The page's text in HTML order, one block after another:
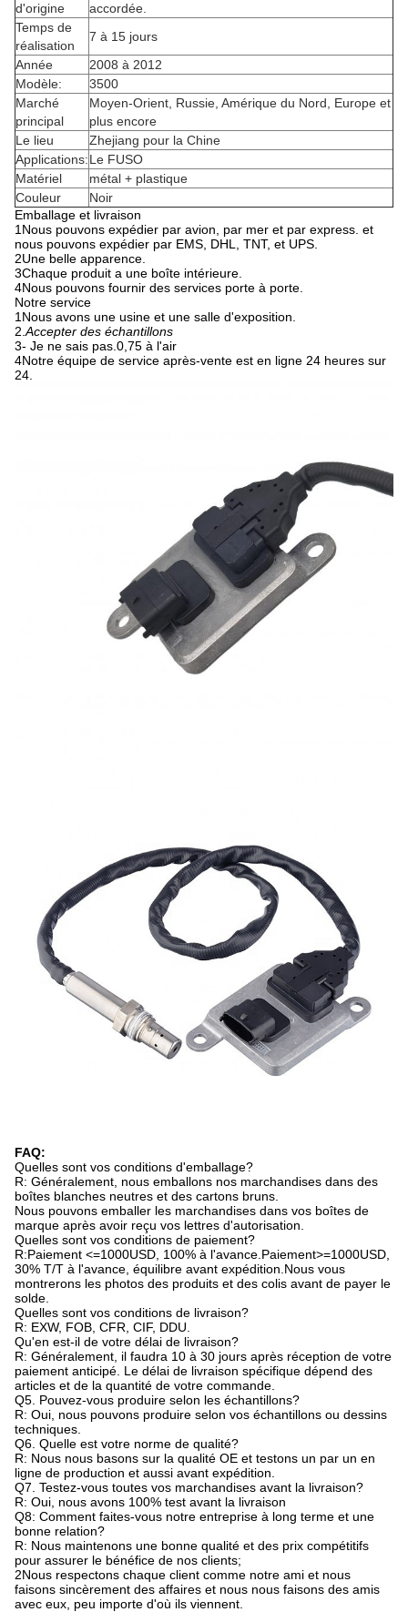
d'origine
accordée.
Temps de
réalisation
7 à 15 jours
Année
2008 à 2012
Modèle:
3500
Marché
principal
Moyen-Orient, Russie, Amérique du Nord, Europe et
plus encore
Le lieu
Zhejiang pour la Chine
Applications:Le FUSO
Matériel
métal + plastique
Couleur
Noir
Emballage et livraison
1Nous pouvons expédier par avion, par mer et par express. et
nous pouvons expédier par EMS, DHL, TNT, et UPS.
2Une belle apparence.
3Chaque produit a une boîte intérieure.
4Nous pouvons fournir des services porte à porte.
Notre service
1Nous avons une usine et une salle d'exposition.
2. Accepter des échantillons
3- Je ne sais pas.0,75 à l'air
4Notre équipe de service après-vente est en ligne 24 heures sur
24.
FAQ:
Quelles sont vos conditions d'emballage?
R: Généralement, nous emballons nos marchandises dans des
boîtes blanches neutres et des cartons bruns.
Nous pouvons emballer les marchandises dans vos boîtes de
marque après avoir reçu vos lettres d'autorisation.
Quelles sont vos conditions de paiement?
R:Paiement <=1000USD, 100% à l'avance.Paiement>=1000USD,
30% T/T à l'avance, équilibre avant expédition.Nous vous
montrerons les photos des produits et des colis avant de payer le
solde.
Quelles sont vos conditions de livraison?
R: EXW, FOB, CFR, CIF, DDU.
Qu'en est-il de votre délai de livraison?
R: Généralement, il faudra 10 à 30 jours après réception de votre
paiement anticipé. Le délai de livraison spécifique dépend des
articles et de la quantité de votre commande.
Q5. Pouvez-vous produire selon les échantillons?
R: Oui, nous pouvons produire selon vos échantillons ou dessins
techniques.
Q6. Quelle est votre norme de qualité?
R: Nous nous basons sur la qualité OE et testons un par un en
ligne de production et aussi avant expédition.
Q7. Testez-vous toutes vos marchandises avant la livraison?
R: Oui, nous avons 100% test avant la livraison
Q8: Comment faites-vous notre entreprise à long terme et une
bonne relation?
R: Nous maintenons une bonne qualité et des prix compétitifs
pour assurer le bénéfice de nos clients;
2Nous respectons chaque client comme notre ami et nous
faisons sincèrement des affaires et nous nous faisons des amis
avec eux, peu importe d'où ils viennent.